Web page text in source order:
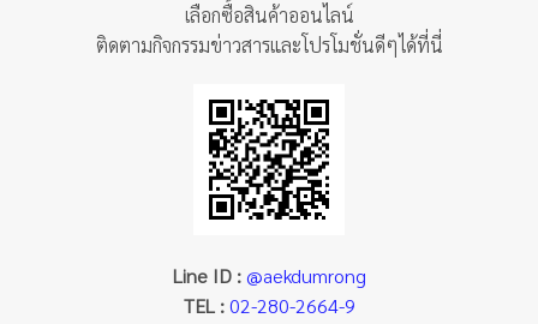
เลือกซื้อสินค้าออนไลน์
ติดตามกิจกรรมข่าวสารและโปรโมชั่นดีๆได้ที่นี่
Line ID : @aekdumrong
TEL : 02-280-2664-9